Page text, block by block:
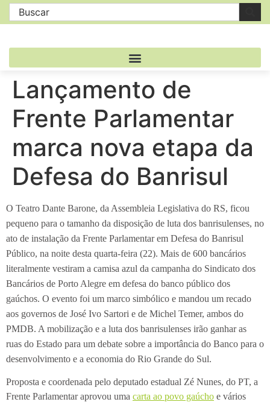
Lançamento de
Frente Parlamentar
marca nova etapa da
Defesa do Banrisul
O Teatro Dante Barone, da Assembleia Legislativa do RS, ficou
pequeno para o tamanho da disposição de luta dos banrisulenses, no
ato de instalação da Frente Parlamentar em Defesa do Banrisul
Público, na noite desta quarta-feira (22). Mais de 600 bancários
literalmente vestiram a camisa azul da campanha do Sindicato dos
Bancários de Porto Alegre em defesa do banco público dos
gaúchos. O evento foi um marco simbólico e mandou um recado
aos governos de José Ivo Sartori e de Michel Temer, ambos do
PMDB. A mobilização e a luta dos banrisulenses irão ganhar as
ruas do Estado para um debate sobre a importância do Banco para o
desenvolvimento e a economia do Rio Grande do Sul.
Proposta e coordenada pelo deputado estadual Zé Nunes, do PT, a
Frente Parlamentar aprovou uma carta ao povo gaúcho e vários